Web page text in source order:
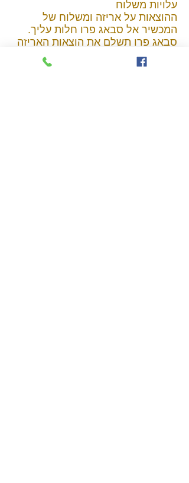
עלויות משלוח
ההוצאות על אריזה ומשלוח של
המכשיר אל סבאג פרו חלות עליך.
סבאג פרו תשלם את הוצאות האריזה
והמשלוח בחזרה אליך, אך אם
בקבלה, בבדיקה ומבחינה של